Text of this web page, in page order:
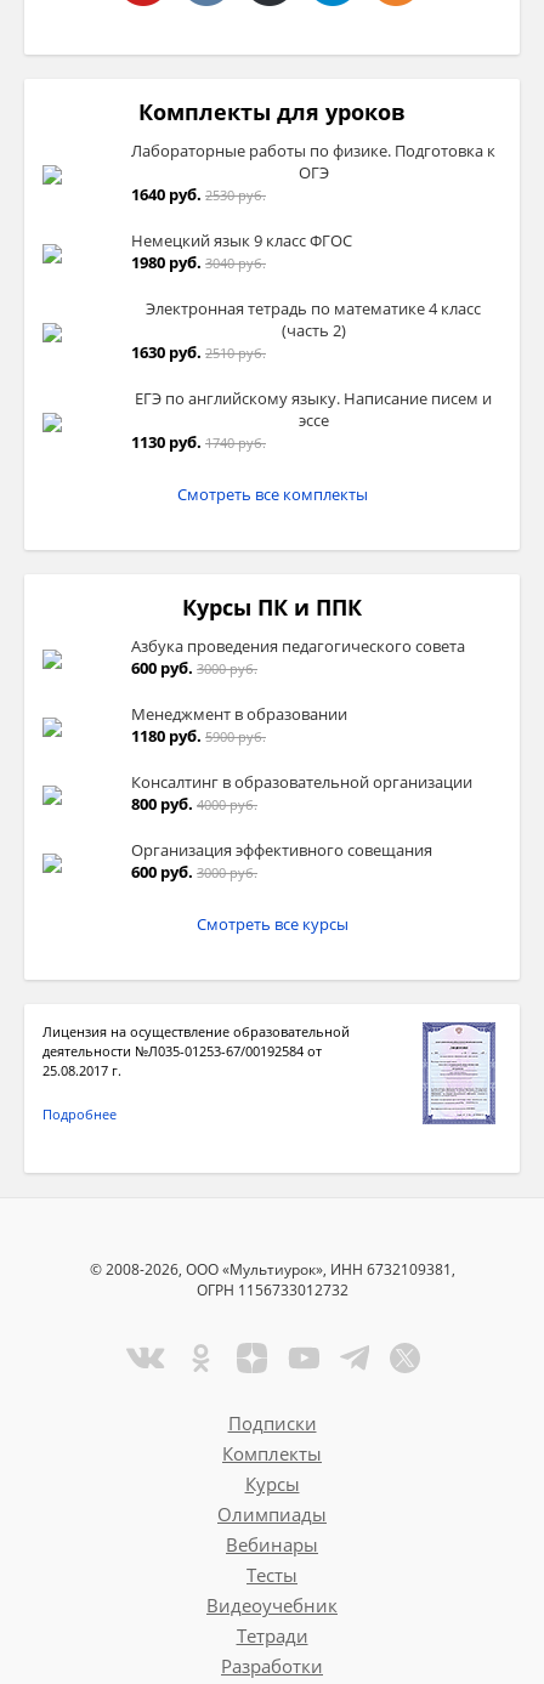
Комплекты для уроков
Лабораторные работы по физике. Подготовка к
ОГЭ
1640 руб. 2530 руб.
Немецкий язык 9 класс ФГОС
1980 руб. 3040 руб.
Электронная тетрадь по математике 4 класс
(часть 2)
1630 руб. 2510 руб.
ЕГЭ по английскому языку. Написание писем и
эссе
1130 руб. 1740 руб.
Смотреть все комплекты
Курсы ПК и ППК
Азбука проведения педагогического совета
600 руб. 3000 руб.
Менеджмент в образовании
1180 руб. 5900 руб.
Консалтинг в образовательной организации
800 руб. 4000 руб.
Организация эффективного совещания
600 руб. 3000 руб.
Смотреть все курсы
Лицензия на осуществление образовательной
деятельности №Л035-01253-67/00192584 от
25.08.2017 г.
Подробнее
© 2008-2026, ООО «Мультиурок», ИНН 6732109381,
ОГРН 1156733012732
Подписки
Комплекты
Курсы
Олимпиады
Вебинары
Тесты
Видеоучебник
Тетради
Разработки